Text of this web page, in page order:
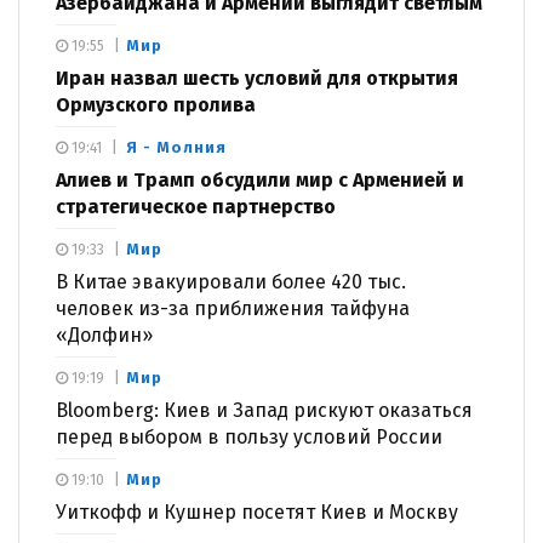
Мир
Иран назвал шесть условий для открытия
Ормузского пролива
19:55
Я - Молния
Алиев и Трамп обсудили мир с Арменией и
стратегическое партнерство
19:41
Мир
В Китае эвакуировали более 420 тыс.
человек из-за приближения тайфуна
«Долфин»
19:33
Мир
Bloomberg: Киев и Запад рискуют оказаться
перед выбором в пользу условий России
19:19
Мир
Уиткофф и Кушнер посетят Киев и Москву
19:10